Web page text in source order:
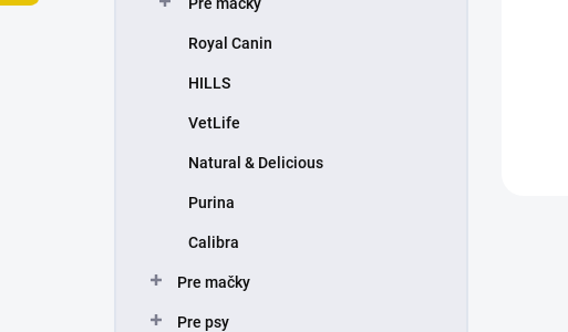
Royal Canin
HILLS
VetLife
Natural & Delicious
Purina
Calibra
Pre mačky
Pre psy